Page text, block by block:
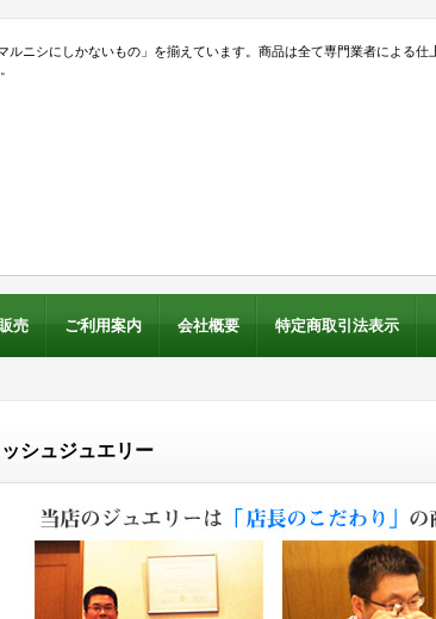
ニシにしかないもの」を揃えています。商品は全て専門業者による仕
売 ご利用案内 会社概要 特定商取引法表示
シュジュエリー